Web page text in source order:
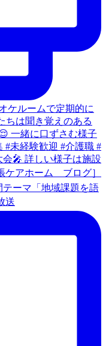
ーマ「地域課題を語
送